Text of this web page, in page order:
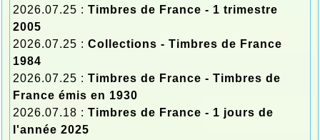
2026.07.25 : Timbres de France - 1 trimestre
2005
2026.07.25 : Collections - Timbres de France
1984
2026.07.25 : Timbres de France - Timbres de
France émis en 1930
2026.07.18 : Timbres de France - 1 jours de
l'année 2025